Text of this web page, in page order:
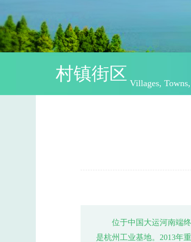
村镇街区 Villages,
位于中国大运河南端
是杭州工业基地。2013年